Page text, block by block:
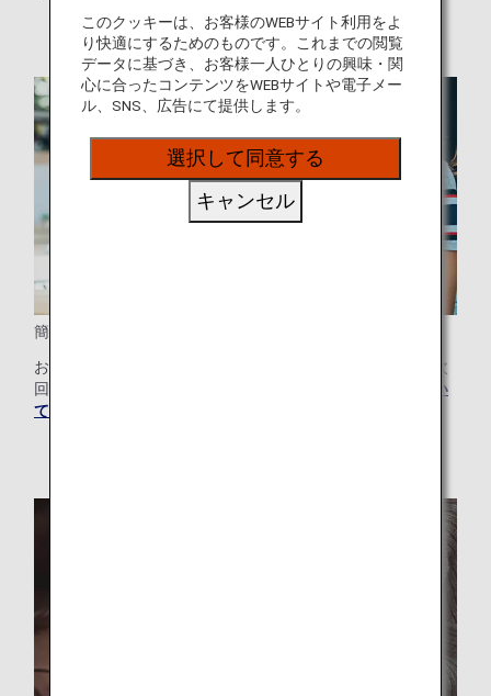
簡単予約
お客様の個人情報や旅行に関する希望を保存しておくと、次
回の旅行のご予約がより簡単に。
お好み予約のご登録につい
てはこちら
このクッキーは、お客様のWEBサイト利用をよ
り快適にするためのものです。これまでの閲覧
データに基づき、お客様一人ひとりの興味・関
心に合ったコンテンツをWEBサイトや電子メー
ル、SNS、広告にて提供します。
選択して同意する
キャンセル